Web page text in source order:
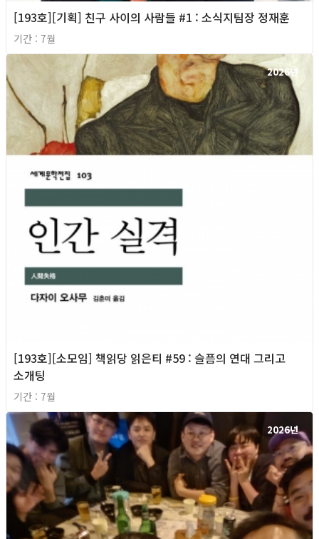
[193호][기획] 친구 사이의 사람들 #1 : 소식지팀장 정재훈
기간 : 7월
2026년
[193호][소모임] 책읽당 읽은티 #59 : 슬픔의 연대 그리고
소개팅
기간 : 7월
2026년